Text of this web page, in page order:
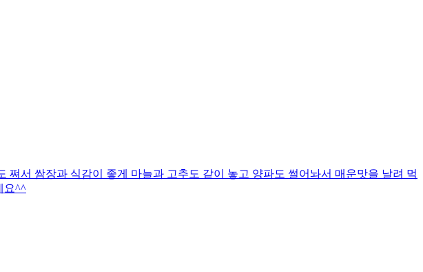
서 쌈장과 식감이 좋게 마늘과 고추도 같이 놓고 양파도 썰어놔서 매운맛을 날려 먹
요^^